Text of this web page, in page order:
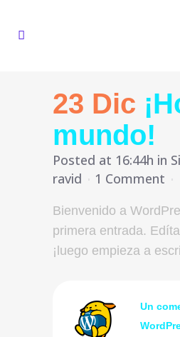
23 Dic
mundo!
Posted at 16:44h in
ravid
1 Comment
Bienvenido a
primera entrada.
¡luego empieza a
Un